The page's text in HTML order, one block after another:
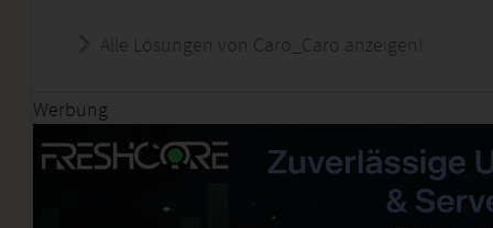
Alle Lösungen von Caro_Caro anzeigen!
Werbung